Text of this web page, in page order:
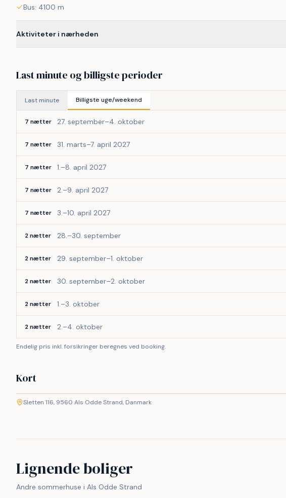
Bus: 4100 m
Aktiviteter i nærheden
Last minute og billigste perioder
Last minute Billigste uge/weekend
7 nætter 27. september–4. oktober
7 nætter 31. marts–7. april 2027
7 nætter 1.–8. april 2027
7 nætter 2.–9. april 2027
7 nætter 3.–10. april 2027
2 nætter 28.–30. september
2 nætter 29. september–1. oktober
2 nætter 30. september–2. oktober
2 nætter 1.–3. oktober
2 nætter 2.–4. oktober
Endelig pris inkl. forsikringer beregnes ved booking.
Kort
+
Sletten 116, 9560 Als Odde Strand, Danmark
Lignende boliger
Andre sommerhuse i Als Odde Strand